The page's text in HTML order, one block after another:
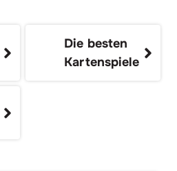
Die besten
Kartenspiele